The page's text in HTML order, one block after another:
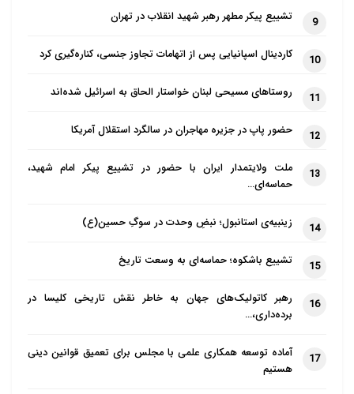
9 تشییع پیکر مطهر رهبر شهید انقلاب در تهران
10 کاردینال اسپانیایی پس از اتهامات تجاوز جنسی، کناره‌گیری کرد
11 روستاهای مسیحی لبنان خواستار الحاق به اسرائیل شده‌اند
12 حضور پاپ در جزیره مهاجران در سالگرد استقلال آمریکا
13
ملت ولایتمدار ایران با حضور در تشییع پیکر امام شهید،
حماسه‌ای…
14 زینبیه‌ی استانبول؛ نبضِ وحدت در سوگِ حسین(ع)
15 تشییع باشکوه؛ حماسه‌ای به وسعت تاریخ
16
رهبر کاتولیک‌های جهان به خاطر نقش تاریخی کلیسا در
برده‌داری،…
17
آماده توسعه همکاری علمی با مجلس برای تعمیق قوانین دینی
هستیم